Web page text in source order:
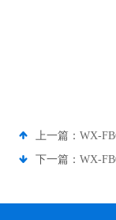
上一篇： WX-
下一篇： WX-